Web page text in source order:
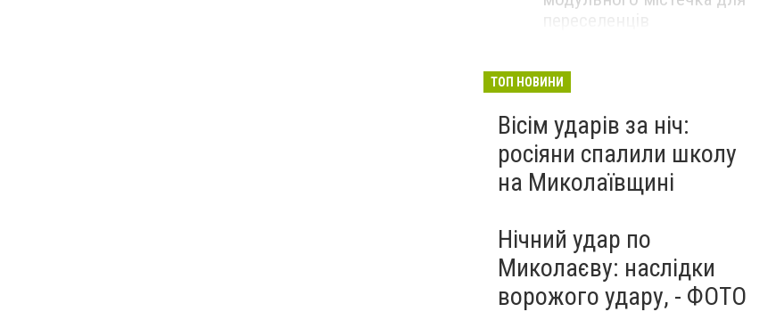
ТОП НОВИНИ
Вісім ударів за ніч:
росіяни спалили школу
на Миколаївщині
Нічний удар по
Миколаєву: наслідки
ворожого удару, - ФОТО